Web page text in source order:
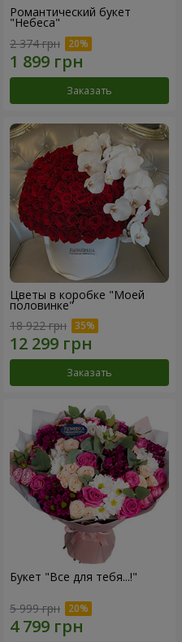
Романтический букет
"Небеса"
2 374 грн
Заказать
Цветы в коробке "Моей
половинке"
18 922 грн
Заказать
Букет "Все для тебя...!"
5 999 грн